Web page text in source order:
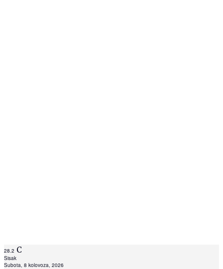
28.2 C
Sisak
Subota, 8 kolovoza, 2026